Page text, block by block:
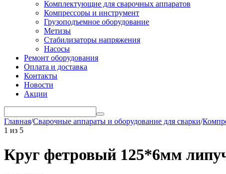
Комплектующие для сварочных аппаратов
Компрессоры и инструмент
Грузоподъемное оборудование
Метизы
Стабилизаторы напряжения
Насосы
Ремонт оборудования
Оплата и доставка
Контакты
Новости
Акции
Главная/Сварочные аппараты и оборудование для сварки/
1 из 5
Круг фетровый 125*6мм